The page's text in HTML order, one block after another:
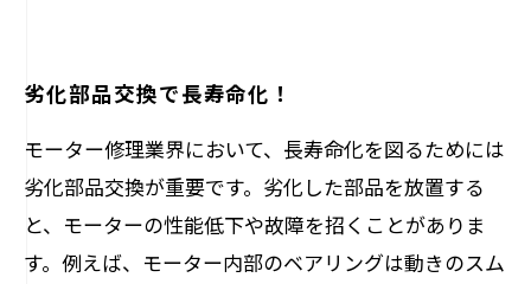
劣化部品交換で長寿命化！
モーター修理業界において、長寿命化を図るためには
劣化部品交換が重要です。劣化した部品を放置する
と、モーターの性能低下や故障を招くことがありま
す。例えば、モーター内部のベアリングは動きのスム